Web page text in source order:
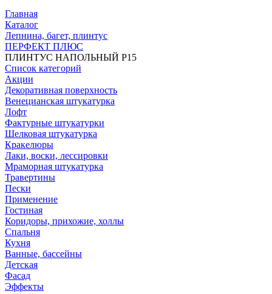
Главная
Каталог
Лепнина, багет, плинтус
ПЕРФЕКТ ПЛЮС
ПЛИНТУС НАПОЛЬНЫЙ P15
Список категорий
Акции
Декоративная поверхность
Венецианская штукатурка
Лофт
Фактурные штукатурки
Шелковая штукатурка
Кракелюры
Лаки, воски, лессировки
Мраморная штукатурка
Травертины
Пески
Применение
Гостиная
Коридоры, прихожие, холлы
Спальня
Кухня
Ванные, бассейны
Детская
Фасад
Эффекты